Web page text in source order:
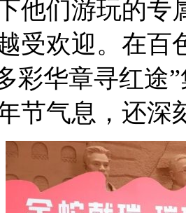
他们游玩的专
受欢迎。在百
彩华章寻红途
节气息，还深